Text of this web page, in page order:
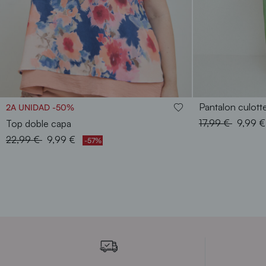
2A UNIDAD -50%
Top doble capa
Price reduced from
22,99 €to9,99 € -57%
XL XXL
Pantalon
Price reduced
17,99 €to9,99 €